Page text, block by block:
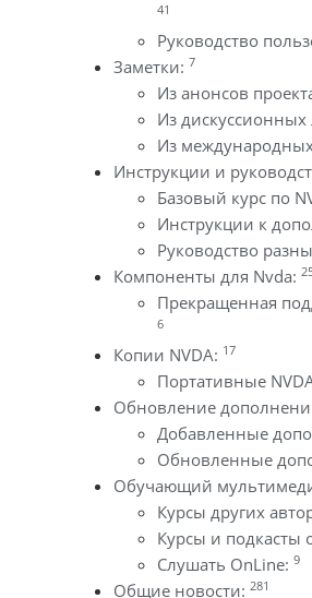
41
Руководство
Заметки: 7
Из анонсов
Из дискуссионных
Из
Инструкции и
Базовый курс по
Инструкции к
Руководство
Компоненты для Nvda:
Прекращенная
6
Копии NVDA: 17
Портативные
Обновление
Добавленные
Обновленные
Обучающий
Курсы других
Курсы и подкасты
Слушать OnLine: 9
Общие новости: 281